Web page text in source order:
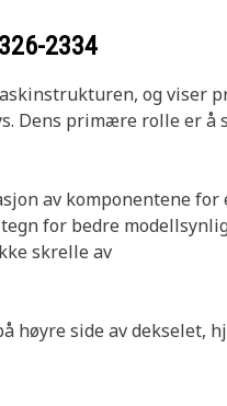
326-2334
og viser
Dens primære rolle er
av komponentene for
for bedre
skrelle av
høyre side av dekselet,